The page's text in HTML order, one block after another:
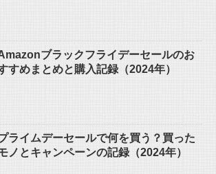
ブラックフライデーセールのお
すめまとめと購入記録（2024年）
ライムデーセールで何を買う？買った
ノとキャンペーンの記録（2024年）